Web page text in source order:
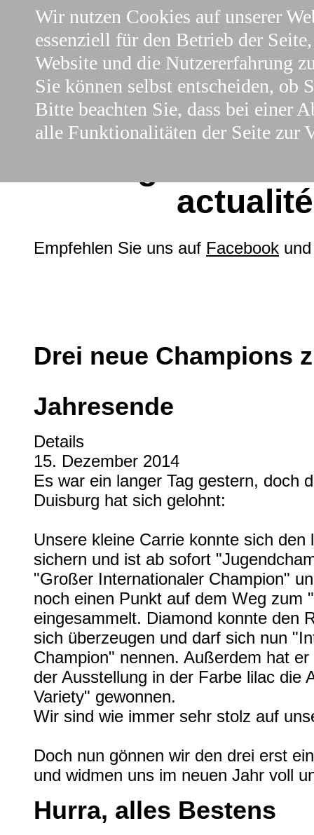
Empfehlen Sie uns auf Facebook
Drei neue Champions
Jahresende
Details
15. Dezember 2014
Es war ein langer Tag gestern, doch
Duisburg hat sich gelohnt:
Unsere kleine Carrie konnte sich den
sichern und ist ab sofort
"Großer Internationaler Champion"
noch einen Punkt auf dem Weg zum
eingesammelt. Diamond konnte den
sich überzeugen und darf sich nun
Champion" nennen. Außerdem hat
der Ausstellung in der Farbe lilac die
Variety" gewonnen.
Wir sind wie immer sehr stolz auf
Doch nun gönnen wir den drei erst
und widmen uns im neuen Jahr voll
Hurra, alles Bestens
Wir nutzen Cookies auf unserer
essenziell für den Betrieb der
Website und die Nutzererfahrung
Sie können selbst entscheiden, ob
Bitte beachten Sie, dass bei einer
alle Funktionalitäten der Seite zur